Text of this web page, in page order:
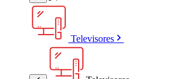
Televisores